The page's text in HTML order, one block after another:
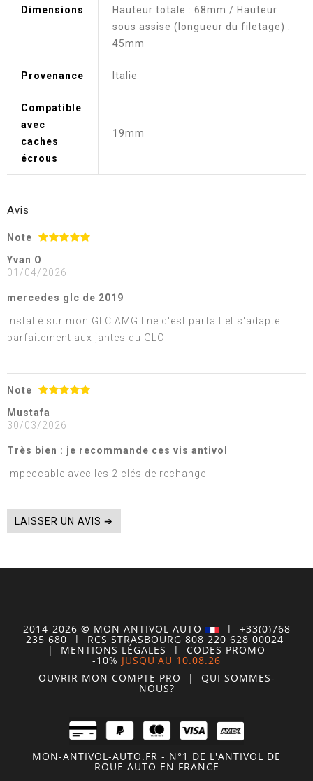
Dimensions
Hauteur totale : 68mm / Hauteur
sous assise (longueur du filetage) :
45mm
Provenance Italie
Compatible
avec
caches
écrous
19mm
Avis
Note
Yvan O
01/04/2026
mercedes glc de 2019
installé sur mon GLC AMG line c'est parfait et s'adapte
parfaitement aux jantes du GLC
Note
Mustafa
30/03/2026
Très bien : je recommande ces vis antivol
Impeccable avec les 2 clés de rechange
LAISSER UN AVIS ➔
2014-2026 © MON ANTIVOL AUTO | +33(0)768
235 680 | RCS STRASBOURG 808 220 628 00024
| MENTIONS LÉGALES | CODES PROMO
-10% JUSQU'AU 10.08.26
OUVRIR MON COMPTE PRO | QUI SOMMES-
NOUS?
MON-ANTIVOL-AUTO.FR - N°1 DE L'ANTIVOL DE
ROUE AUTO EN FRANCE